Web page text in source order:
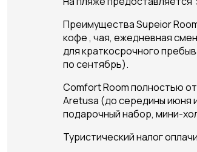
Преимущества Supeior
кофе , чая, ежедневная
для краткосрочного
по сентябрь).
Comfort Room полностью
Aretusa (до середины июня
подарочный набор, мини-
Туристический налог